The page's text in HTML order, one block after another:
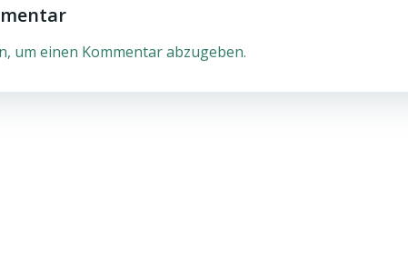
um einen Kommentar abzugeben.